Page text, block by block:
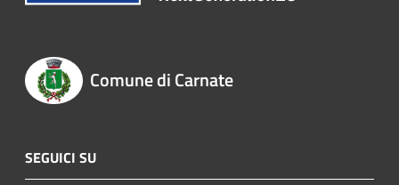
Comune di Carnate
SEGUICI SU